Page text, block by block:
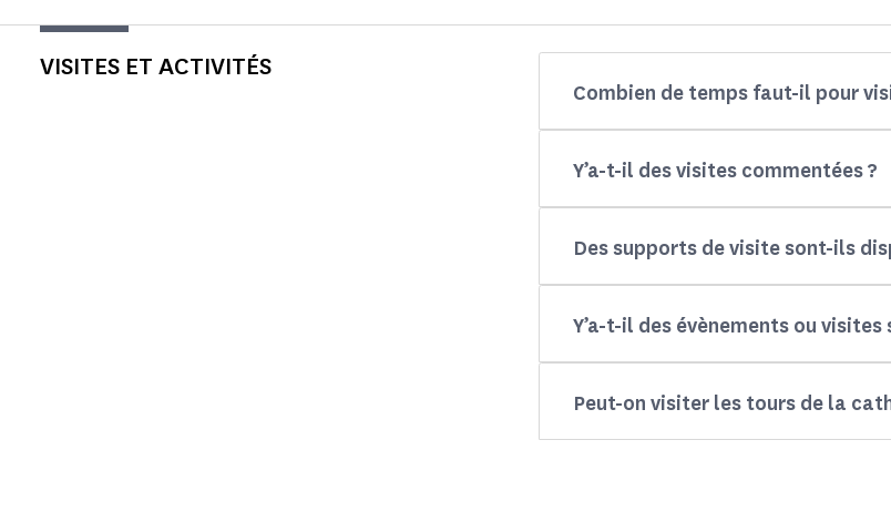
VISITES ET ACTIVITÉS
Combien de temps faut-il pour
Y’a-t-il des visites commentées ?
Des supports de visite sont-ils
Y’a-t-il des évènements ou
Peut-on visiter les tours de la